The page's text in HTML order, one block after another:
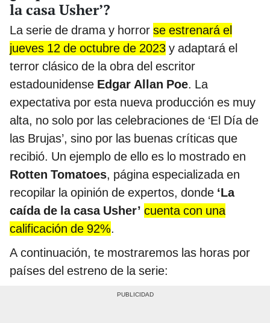
la casa Usher’?
La serie de drama y horror se estrenará el
jueves 12 de octubre de 2023 y adaptará el
terror clásico de la obra del escritor
estadounidense Edgar Allan Poe. La
expectativa por esta nueva producción es muy
alta, no solo por las celebraciones de ‘El Día de
las Brujas’, sino por las buenas críticas que
recibió. Un ejemplo de ello es lo mostrado en
Rotten Tomatoes, página especializada en
recopilar la opinión de expertos, donde ‘La
caída de la casa Usher’ cuenta con una
calificación de 92%.
A continuación, te mostraremos las horas por
países del estreno de la serie: